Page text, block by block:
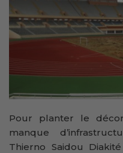
Pour planter le
manque
Thierno Saidou